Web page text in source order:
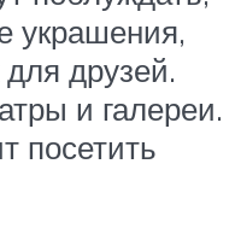
украшения,
друзей.
и галереи.
посетить